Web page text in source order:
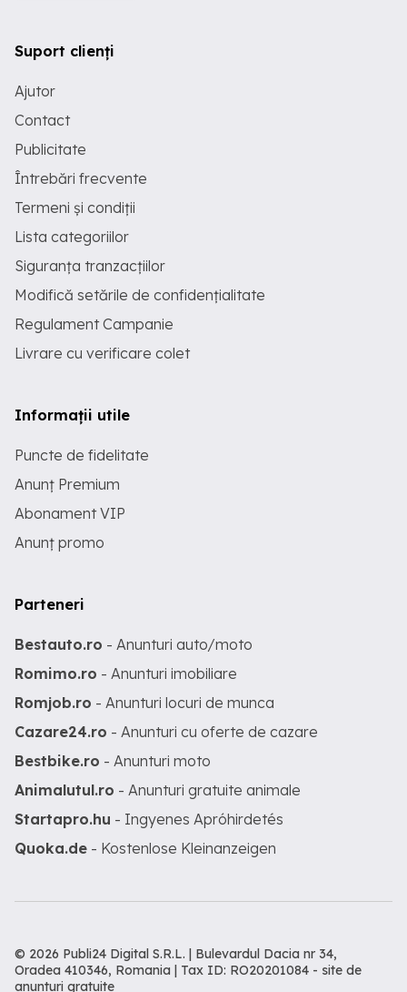
Suport clienți
Ajutor
Contact
Publicitate
Întrebări frecvente
Termeni și condiții
Lista categoriilor
Siguranța tranzacțiilor
Modifică setările de confidențialitate
Regulament Campanie
Livrare cu verificare colet
Informații utile
Puncte de fidelitate
Anunț Premium
Abonament VIP
Anunț promo
Parteneri
Bestauto.ro - Anunturi auto/moto
Romimo.ro - Anunturi imobiliare
Romjob.ro - Anunturi locuri de munca
Cazare24.ro - Anunturi cu oferte de cazare
Bestbike.ro - Anunturi moto
Animalutul.ro - Anunturi gratuite animale
Startapro.hu - Ingyenes Apróhirdetés
Quoka.de - Kostenlose Kleinanzeigen
© 2026 Publi24 Digital S.R.L. | Bulevardul Dacia nr 34,
Oradea 410346, Romania | Tax ID: RO20201084 - site de
anunturi gratuite